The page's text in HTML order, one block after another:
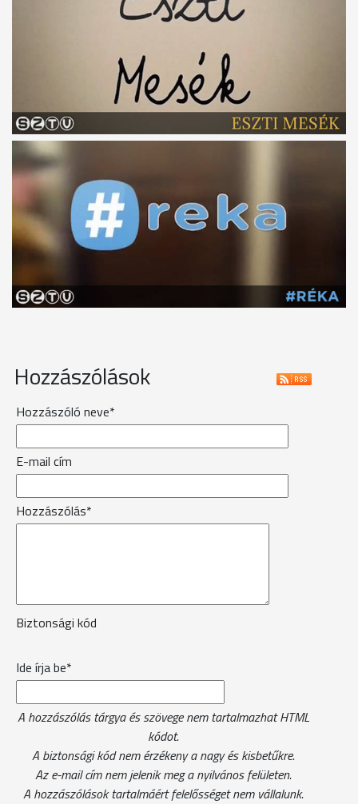
Hozzászólások
Hozzászóló neve*
E-mail cím
Hozzászólás*
Biztonsági kód
Ide írja be*
A hozzászólás tárgya és szövege nem tartalmazhat HTML
kódot.
A biztonsági kód nem érzékeny a nagy és kisbetűkre.
Az e-mail cím nem jelenik meg a nyilvános felületen.
A hozzászólások tartalmáért felelősséget nem vállalunk.